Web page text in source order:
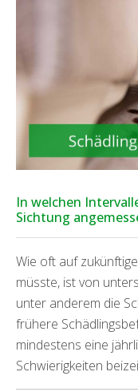
In welchen
Sichtung
Wie oft auf
müsste, ist von
unter anderem die
frühere
mindestens eine
Schwierigkeiten